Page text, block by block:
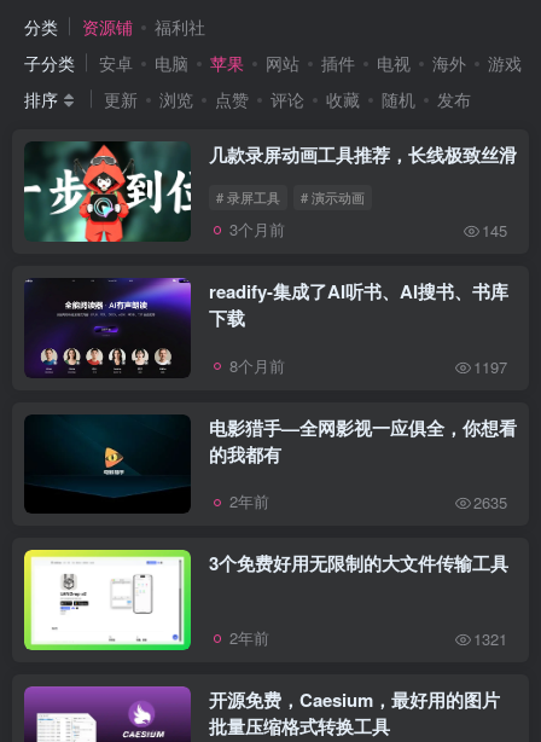
分类 资源铺
福利社
子分类
安卓 电脑 苹果 网站 插件 电视 海外
游戏
排序
更新 浏览 点赞 评论 收藏 随机 发布
几款录屏动画工具推荐，长线极致丝滑
# 录屏工具 # 演示动画
3个月前 145
readify-集成了AI听书、AI搜书、书库
下载
8个月前 1197
电影猎手—全网影视一应俱全，你想看
的我都有
2年前 2635
3个免费好用无限制的大文件传输工具
2年前 1321
开源免费，Caesium，最好用的图片
批量压缩格式转换工具